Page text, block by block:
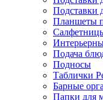
Подставки
Планшеты
Подача
Подносы
Таблички
Барные
Папки для